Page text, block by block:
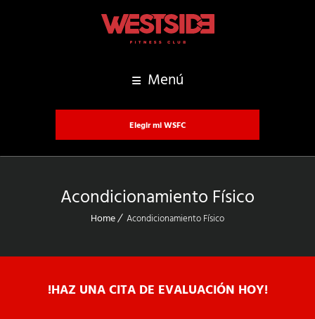
Menú
Elegir mi WSFC
Acondicionamiento Físico
Home Acondicionamiento Físico
!HAZ UNA CITA DE EVALUACIÓN HOY!